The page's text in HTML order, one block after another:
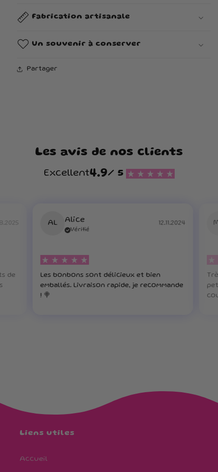
Fabrication artisanale
Un souvenir à conserver
Partager
Les avis de nos clients
Excellent4.9/ 5
de
AL Alice
Vérifié
12.11.2024
Les bonbons sont délicieux et bien
emballés. Livraison rapide, je recommande
! 🍭
Liens utiles
Accueil